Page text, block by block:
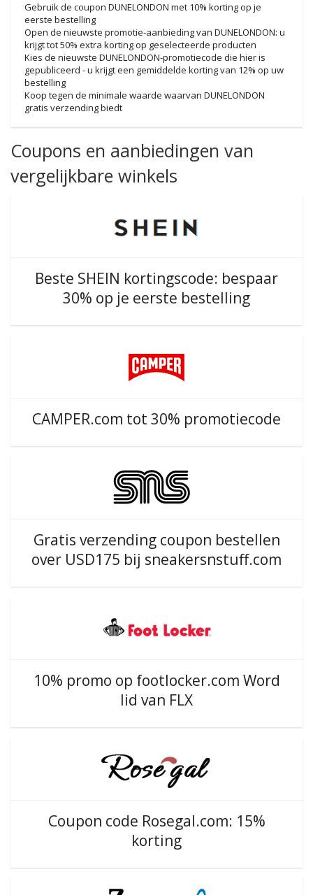
Gebruik de coupon DUNELONDON met 10% korting op je
eerste bestelling
Open de nieuwste promotie-aanbieding van DUNELONDON: u
krijgt tot 50% extra korting op geselecteerde producten
Kies de nieuwste DUNELONDON-promotiecode die hier is
gepubliceerd - u krijgt een gemiddelde korting van 12% op uw
bestelling
Koop tegen de minimale waarde waarvan DUNELONDON
gratis verzending biedt
Coupons en aanbiedingen van
vergelijkbare winkels
Beste SHEIN kortingscode: bespaar
30% op je eerste bestelling
CAMPER.com tot 30% promotiecode
Gratis verzending coupon bestellen
over USD175 bij sneakersnstuff.com
10% promo op footlocker.com Word
lid van FLX
Coupon code Rosegal.com: 15%
korting